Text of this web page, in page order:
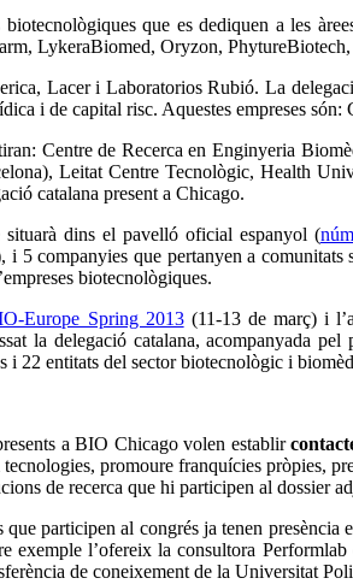
biotecnològiques que es dediquen a les
LykeraBiomed, Oryzon,
Lacer i Laboratorios Rubió. La
i de capital risc. Aquestes empreses
Centre de Recerca en Enginyeria
Leitat Centre Tecnològic, Health
catalana present a Chicago.
dins el pavelló oficial espanyol (
5 companyies que pertanyen a
biotecnològiques.
Europe Spring 2013(11-13 de març) i
la delegació catalana, acompanyada
i 22 entitats del sector biotecnològic i
a BIO Chicago volen establir
promoure franquícies pròpies,
de recerca que hi participen al dossier
que participen al congrés ja tenen
exemple l’ofereix la consultora
de coneixement de la Universitat